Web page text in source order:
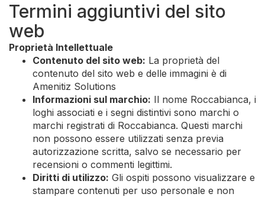
Termini aggiuntivi del sito
web
Proprietà Intellettuale
Contenuto del sito web: La proprietà del
contenuto del sito web e delle immagini è di
Amenitiz Solutions
Informazioni sul marchio: Il nome Roccabianca, i
loghi associati e i segni distintivi sono marchi o
marchi registrati di Roccabianca. Questi marchi
non possono essere utilizzati senza previa
autorizzazione scritta, salvo se necessario per
recensioni o commenti legittimi.
Diritti di utilizzo: Gli ospiti possono visualizzare e
stampare contenuti per uso personale e non